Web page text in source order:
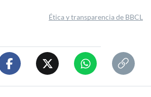
Ética y transparencia de BBCL